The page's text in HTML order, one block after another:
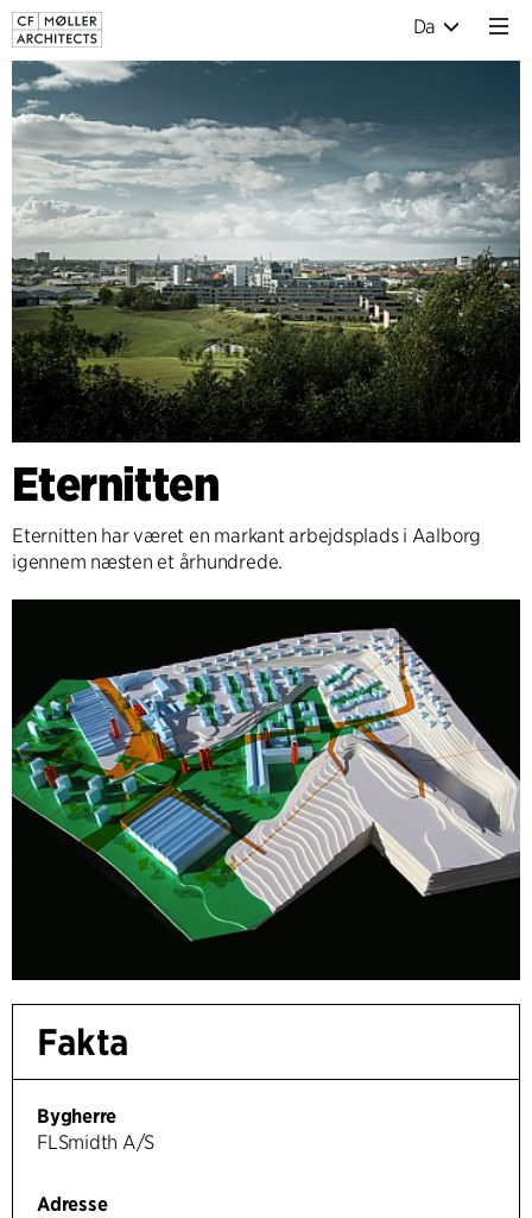
Da
Eternitten
Eternitten har været en markant arbejdsplads i Aalborg
igennem næsten et århundrede.
Fakta
Bygherre
FLSmidth A/S
Adresse